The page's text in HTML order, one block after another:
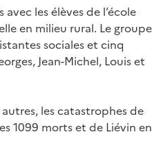
les élèves de l’école
en milieu rural. Le groupe
sociales et cinq
Jean-Michel, Louis et
les catastrophes de
1099 morts et de Liévin en